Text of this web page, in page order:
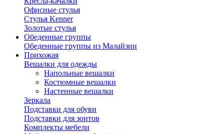
Офисные стулья
Стулья Kenner
Золотые стулья
Обеденные группы
Обеденные группы из Малайзии
Прихожая
Вешалки для одежды
Напольные вешалки
Костюмные вешалки
Настенные вешалки
Зеркала
Подставки для обуви
Подставки для зонтов
Комплекты мебели